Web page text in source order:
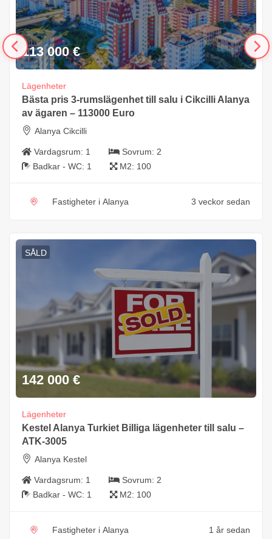
113 000 €
Lägenheter
Bästa pris 3-rumslägenhet till salu i Cikcilli Alanya
av ägaren – 113000 Euro
Alanya Cikcilli
Vardagsrum: 1 Sovrum: 2
Badkar - WC: 1 M2: 100
Fastigheter i Alanya 3 veckor sedan
SÅLD
142 000 €
Lägenheter
Kestel Alanya Turkiet Billiga lägenheter till salu –
ATK-3005
Alanya Kestel
Vardagsrum: 1 Sovrum: 2
Badkar - WC: 1 M2: 100
Fastigheter i Alanya 1 år sedan